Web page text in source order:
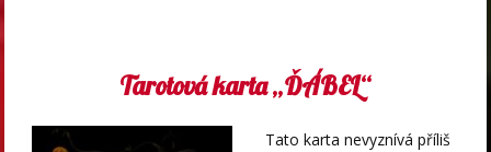
Tarotová karta „ĎÁBEL“
Tato karta nevyznívá příliš